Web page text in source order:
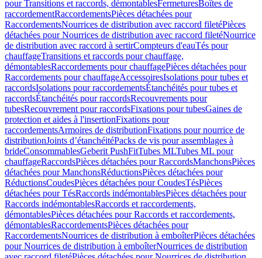
pour Transitions et raccords, démontablesFermeturesBoîtes de
raccordementRaccordementsPièces détachées pour
RaccordementsNourrices de distribution avec raccord filetéPièces
détachées pour Nourrices de distribution avec raccord filetéNourrice
de distribution avec raccord à sertirCompteurs d'eauTés pour
chauffageTransitions et raccords pour chauffage,
démontablesRaccordements pour chauffagePièces détachées pour
Raccordements pour chauffageAccessoiresIsolations pour tubes et
raccordsIsolations pour raccordementsÉtanchéités pour tubes et
raccordsÉtanchéités pour raccordsRecouvrements pour
tubesRecouvrement pour raccordsFixations pour tubesGaines de
protection et aides à l'insertionFixations pour
raccordementsArmoires de distributionFixations pour nourrice de
distributionJoints d’étanchéitéPacks de vis pour assemblages à
brideConsommablesGeberit PushFitTubes MLTubes ML pour
chauffageRaccordsPièces détachées pour RaccordsManchonsPièces
détachées pour ManchonsRéductionsPièces détachées pour
RéductionsCoudesPièces détachées pour CoudesTésPièces
détachées pour TésRaccords indémontablesPièces détachées pour
Raccords indémontablesRaccords et raccordements,
démontablesPièces détachées pour Raccords et raccordements,
démontablesRaccordementsPièces détachées pour
RaccordementsNourrices de distribution à emboîterPièces détachées
pour Nourrices de distribution à emboîterNourrices de distribution